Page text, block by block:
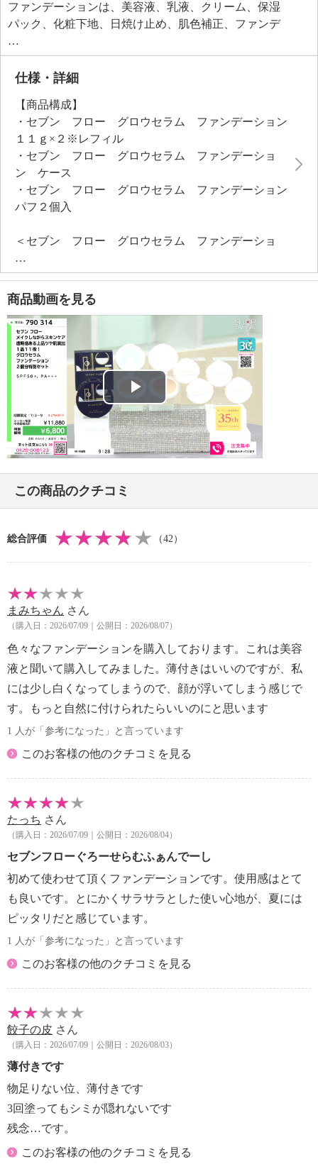
ファンデーションは、美容液、乳液、クリーム、保湿
パック、化粧下地、日焼け止め、肌色補正、ファンデ
ーション、コンシーラー、パウダー、ハイライトの１
品１１役。
高密着、薄膜カバー、仕上がりキープのマグネットス
日本人の肌になじむイエローレッドパウダー（酸化
鉄）を配合、日本人の肌色を研究し尽くし、どなたに
でも合いやすい黄みの赤を独自開発しました。
石けんオフが可能（本品のみ使用の場合クレンジング
不要）。
３種のソフトフォーカスパウダー（マグネットパウダ
ー（ＨＤＩ／トリメチロールヘキシルラクトン）クロ
毛穴・シワぼかしパウダー（シリカ））を配合し、メ
イク効果で軽やかに自然に肌悩みをカバー。
美容成分９５．４％（※水、メイクアップ成分含む）
配合。
【グロウセラム ファンデーション】
＜配合／無配合表示＞
合成香料不使用、ノンアルコール、タール系色素不使
用、紫外線吸収剤不使用
仕様・詳細
【商品構成】
・セブン フロー グロウセラム ファンデーション
１１ｇ×２※レフィル
・セブン フロー グロウセラム ファンデーショ
ン ケース
・セブン フロー グロウセラム ファンデーション
パフ２個入
＜セブン フロー グロウセラム ファンデーショ
ン １１ｇ ※レフィル＞
【内容】
※レフィル
・付属品：パフ
【原産国（地）】
・日本製
＜セブン フロー グロウセラム ファンデーショ
ン ケース＞
【内容】
・セブン フロー グロウセラム ファンデーショ
ン ケース
【保証（有無）、保証期間】
【原産国（地）】
＜セブン フロー グロウセラム ファンデーショ
ン パフ ２個入＞
・２個入
【保証（有無）、保証期間】
・なし
【原産国（地）】
・韓国製
商品動画を見る
Play
Video
この商品のクチコミ
総合評価 （42）
まみちゃん さん
（購入日：2026/07/09｜公開日：2026/08/07）
色々なファンデーションを購入しております。これは美容
液と聞いて購入してみました。薄付きはいいのですが、私
には少し白くなってしまうので、顔が浮いてしまう感じで
す。もっと自然に付けられたらいいのにと思います
1 人が「参考になった」と言っています
このお客様の他のクチコミを見る
たっち さん
（購入日：2026/07/09｜公開日：2026/08/04）
セブンフローぐろーせらむふぁんでーし
初めて使わせて頂くファンデーションです。使用感はとて
も良いです。とにかくサラサラとした使い心地が、夏には
ピッタリだと感じています。
1 人が「参考になった」と言っています
このお客様の他のクチコミを見る
餃子の皮 さん
（購入日：2026/07/09｜公開日：2026/08/03）
薄付きです
物足りない位、薄付きです
3回塗ってもシミが隠れないです
残念…です。
このお客様の他のクチコミを見る